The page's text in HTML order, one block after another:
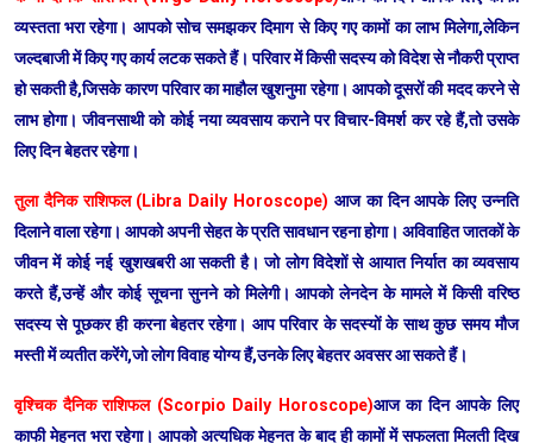
व्यस्तता भरा रहेगा। आपको सोच समझकर दिमाग से किए गए कामों का लाभ मिलेगा,लेकिन
जल्दबाजी में किए गए कार्य लटक सकते हैं। परिवार में किसी सदस्य को विदेश से नौकरी प्राप्त
हो सकती है,जिसके कारण परिवार का माहौल खुशनुमा रहेगा। आपको दूसरों की मदद करने से
लाभ होगा। जीवनसाथी को कोई नया व्यवसाय कराने पर विचार-विमर्श कर रहे हैं,तो उसके
लिए दिन बेहतर रहेगा।
तुला दैनिक राशिफल (Libra Daily Horoscope) आज का दिन आपके लिए उन्नति
दिलाने वाला रहेगा। आपको अपनी सेहत के प्रति सावधान रहना होगा। अविवाहित जातकों के
जीवन में कोई नई खुशखबरी आ सकती है। जो लोग विदेशों से आयात निर्यात का व्यवसाय
करते हैं,उन्हें और कोई सूचना सुनने को मिलेगी। आपको लेनदेन के मामले में किसी वरिष्ठ
सदस्य से पूछकर ही करना बेहतर रहेगा। आप परिवार के सदस्यों के साथ कुछ समय मौज
मस्ती में व्यतीत करेंगे,जो लोग विवाह योग्य हैं,उनके लिए बेहतर अवसर आ सकते हैं।
वृश्चिक दैनिक राशिफल (Scorpio Daily Horoscope)आज का दिन आपके लिए
काफी मेहनत भरा रहेगा। आपको अत्यधिक मेहनत के बाद ही कामों में सफलता मिलती दिख